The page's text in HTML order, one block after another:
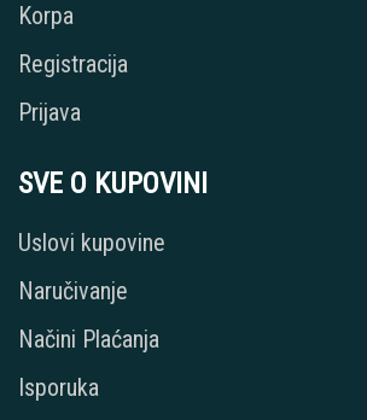
Korpa
Registracija
Prijava
SVE O KUPOVINI
Uslovi kupovine
Naručivanje
Načini Plaćanja
Isporuka